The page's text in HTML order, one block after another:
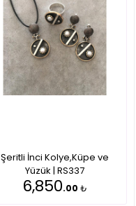
Şeritli İnci Kolye,Küpe ve
Yüzük | RS337
6,850.00 ₺